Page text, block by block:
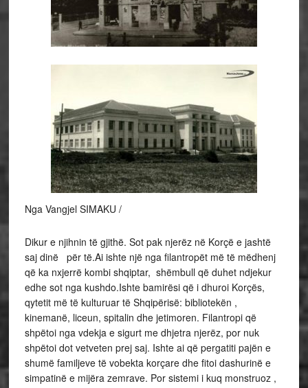
Nga Vangjel SIMAKU /
Dikur e njihnin të gjithë. Sot pak njerëz në Korçë e jashtë
saj dinë për të.Ai ishte një nga filantropët më të mëdhenj
që ka nxjerrë kombi shqiptar, shëmbull që duhet ndjekur
edhe sot nga kushdo.Ishte bamirësi që i dhuroi Korçës,
qytetit më të kulturuar të Shqipërisë: bibliotekën ,
kinemanë, liceun, spitalin dhe jetimoren. Filantropi që
shpëtoi nga vdekja e sigurt me dhjetra njerëz, por nuk
shpëtoi dot vetveten prej saj. Ishte ai që pergatiti pajën e
shumë familjeve të vobekta korçare dhe fitoi dashurinë e
simpatinë e mijëra zemrave. Por sistemi i kuq monstruoz ,